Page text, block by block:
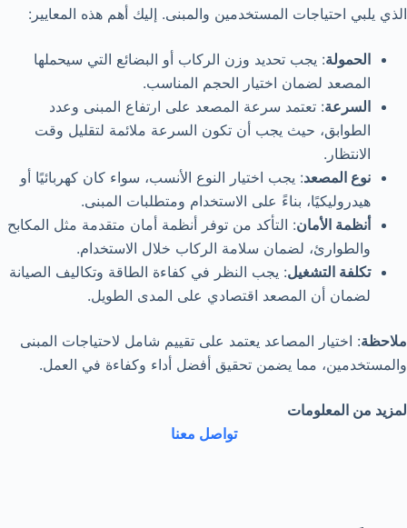
الذي يلبي احتياجات المستخدمين والمبنى. إليك أهم هذه المعايير:
الحمولة: يجب تحديد وزن الركاب أو البضائع التي سيحملها
المصعد لضمان اختيار الحجم المناسب.
السرعة: تعتمد سرعة المصعد على ارتفاع المبنى وعدد
الطوابق، حيث يجب أن تكون السرعة ملائمة لتقليل وقت
الانتظار.
نوع المصعد: يجب اختيار النوع الأنسب، سواء كان كهربائيًا أو
هيدروليكيًا، بناءً على الاستخدام ومتطلبات المبنى.
أنظمة الأمان: التأكد من توفر أنظمة أمان متقدمة مثل المكابح
والطوارئ، لضمان سلامة الركاب خلال الاستخدام.
تكلفة التشغيل: يجب النظر في كفاءة الطاقة وتكاليف الصيانة
لضمان أن المصعد اقتصادي على المدى الطويل.
ملاحظة: اختيار المصاعد يعتمد على تقييم شامل لاحتياجات المبنى
والمستخدمين، مما يضمن تحقيق أفضل أداء وكفاءة في العمل.
لمزيد من المعلومات
تواصل معنا